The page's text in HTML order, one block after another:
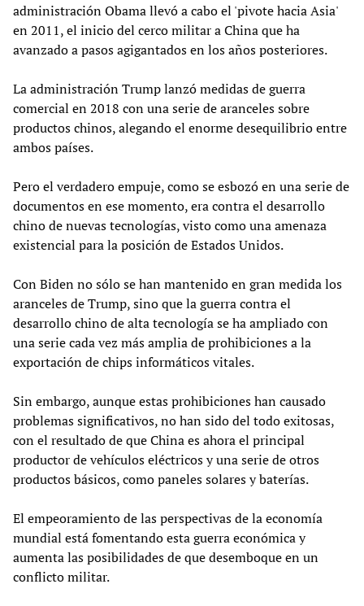
administración Obama llevó a cabo el 'pivote hacia Asia'
en 2011, el inicio del cerco militar a China que ha
avanzado a pasos agigantados en los años posteriores.
La administración Trump lanzó medidas de guerra
comercial en 2018 con una serie de aranceles sobre
productos chinos, alegando el enorme desequilibrio entre
ambos países.
Pero el verdadero empuje, como se esbozó en una serie de
documentos en ese momento, era contra el desarrollo
chino de nuevas tecnologías, visto como una amenaza
existencial para la posición de Estados Unidos.
Con Biden no sólo se han mantenido en gran medida los
aranceles de Trump, sino que la guerra contra el
desarrollo chino de alta tecnología se ha ampliado con
una serie cada vez más amplia de prohibiciones a la
exportación de chips informáticos vitales.
Sin embargo, aunque estas prohibiciones han causado
problemas significativos, no han sido del todo exitosas,
con el resultado de que China es ahora el principal
productor de vehículos eléctricos y una serie de otros
productos básicos, como paneles solares y baterías.
El empeoramiento de las perspectivas de la economía
mundial está fomentando esta guerra económica y
aumenta las posibilidades de que desemboque en un
conflicto militar.